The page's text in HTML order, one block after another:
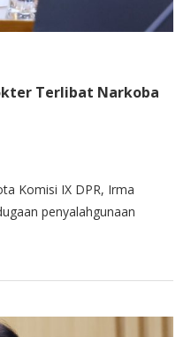
Terlibat Narkoba
Komisi IX DPR, Irma
penyalahgunaan